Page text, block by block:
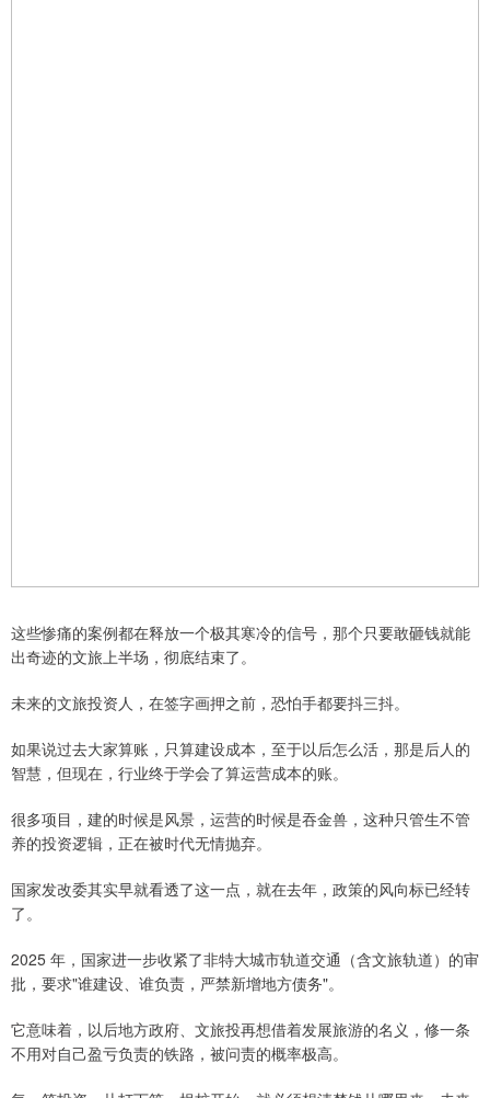
这些惨痛的案例都在释放一个极其寒冷的信号，那个只要敢砸钱就能
出奇迹的文旅上半场，彻底结束了。
未来的文旅投资人，在签字画押之前，恐怕手都要抖三抖。
如果说过去大家算账，只算建设成本，至于以后怎么活，那是后人的
智慧，但现在，行业终于学会了算运营成本的账。
很多项目，建的时候是风景，运营的时候是吞金兽，这种只管生不管
养的投资逻辑，正在被时代无情抛弃。
国家发改委其实早就看透了这一点，就在去年，政策的风向标已经转
了。
2025 年，国家进一步收紧了非特大城市轨道交通（含文旅轨道）的审
批，要求"谁建设、谁负责，严禁新增地方债务"。
它意味着，以后地方政府、文旅投再想借着发展旅游的名义，修一条
不用对自己盈亏负责的铁路，被问责的概率极高。